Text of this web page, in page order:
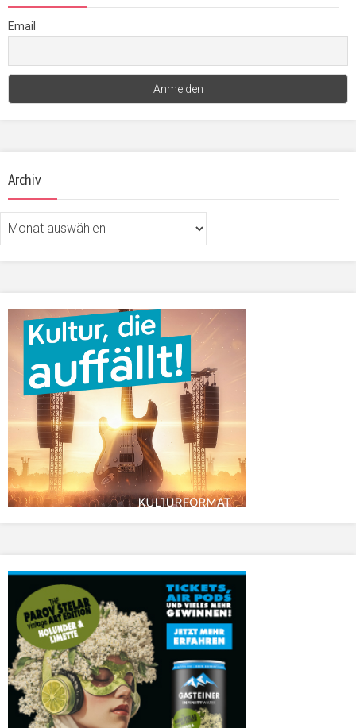
Email
Archiv
Archiv